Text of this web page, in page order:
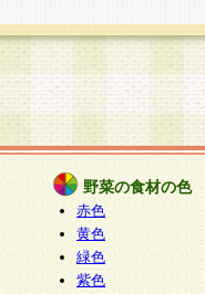
野菜の食材の色
赤色
黄色
緑色
紫色